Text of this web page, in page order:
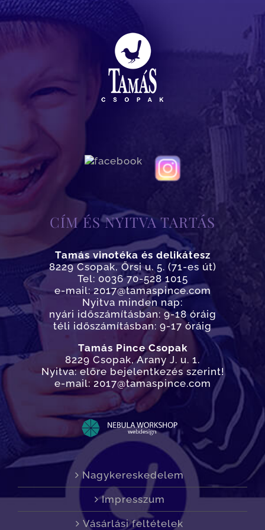
CÍM ÉS NYITVA TARTÁS
Tamás vinotéka és delikátesz
8229 Csopak, Őrsi u. 5. (71-es út)
Tel: 0036 70-528 1015
e-mail: 2017@tamaspince.com
Nyitva minden nap:
nyári időszámításban: 9-18 óráig
téli időszámításban: 9-17 óráig
Tamás Pince Csopak
8229 Csopak, Arany J. u. 1.
Nyitva: előre bejelentkezés szerint!
e-mail: 2017@tamaspince.com
Nagykereskedelem
Impresszum
Vásárlási feltételek